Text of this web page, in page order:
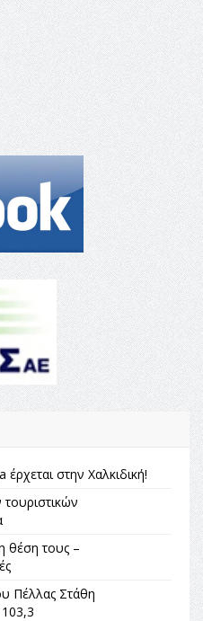
στην Χαλκιδική!
θέση τους –
Πέλλας Στάθη